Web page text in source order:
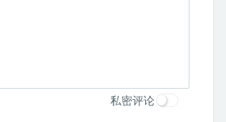
私密评论